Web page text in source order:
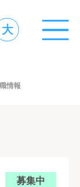
大
情報
募集中